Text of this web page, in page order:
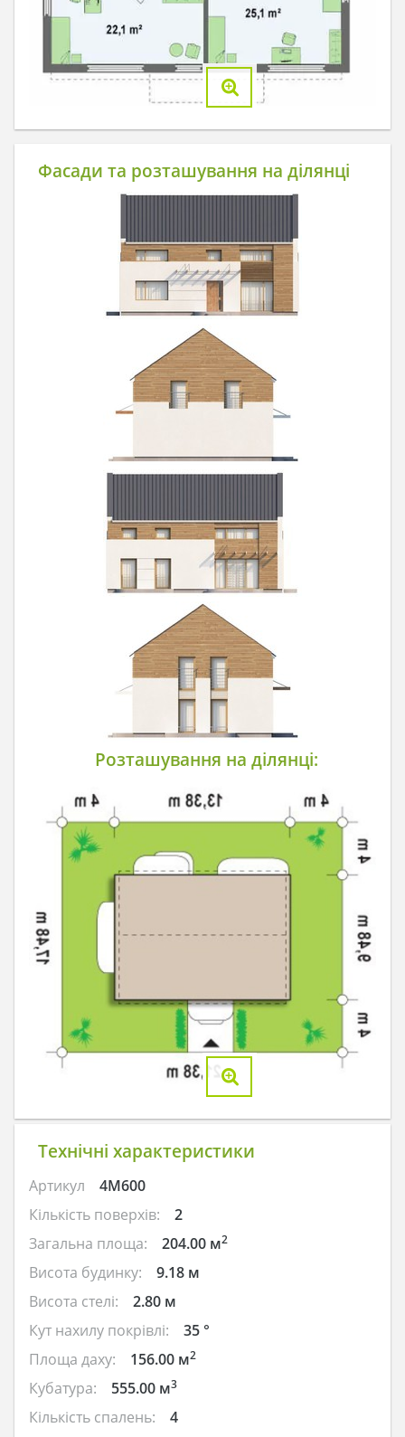
Фасади та розташування на ділянці
Розташування на ділянці:
Технічні характеристики
Артикул
4M600
Кількість поверхів:
2
Загальна площа:
204.00 м2
Висота будинку:
9.18 м
Висота стелі:
2.80 м
Кут нахилу покрівлі:
35 °
Площа даху:
156.00 м2
Кубатура: 555.00 м3
Кількість спалень:
4